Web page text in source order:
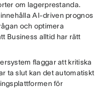
om lagerprestanda.
AI-driven prognos
och optimera
Business alltid har rätt
flaggar att kritiska
ta slut kan det automatiskt
för